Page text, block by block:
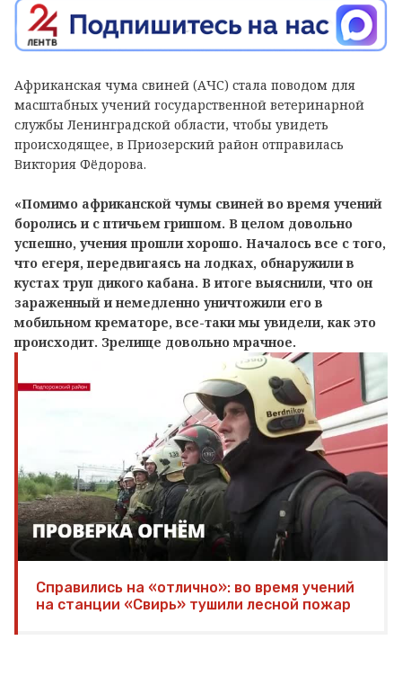
Африканская чума свиней (АЧС) стала поводом для
масштабных учений государственной ветеринарной
службы Ленинградской области, чтобы увидеть
происходящее, в Приозерский район отправилась
Виктория Фёдорова.
«Помимо африканской чумы свиней во время учений
боролись и с птичьем гриппом. В целом довольно
успешно, учения прошли хорошо. Началось все с того,
что егеря, передвигаясь на лодках, обнаружили в
кустах труп дикого кабана. В итоге выяснили, что он
зараженный и немедленно уничтожили его в
мобильном крематоре, все-таки мы увидели, как это
происходит. Зрелище довольно мрачное.
Справились на «отлично»: во время учений
на станции «Свирь» тушили лесной пожар